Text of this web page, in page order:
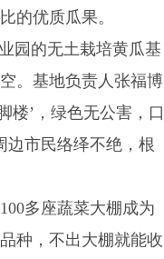
的优质瓜果。
园的无土栽培黄瓜基
。基地负责人张福博
楼’，绿色无公害，口
边市民络绎不绝，根
多座蔬菜大棚成为
种，不出大棚就能收